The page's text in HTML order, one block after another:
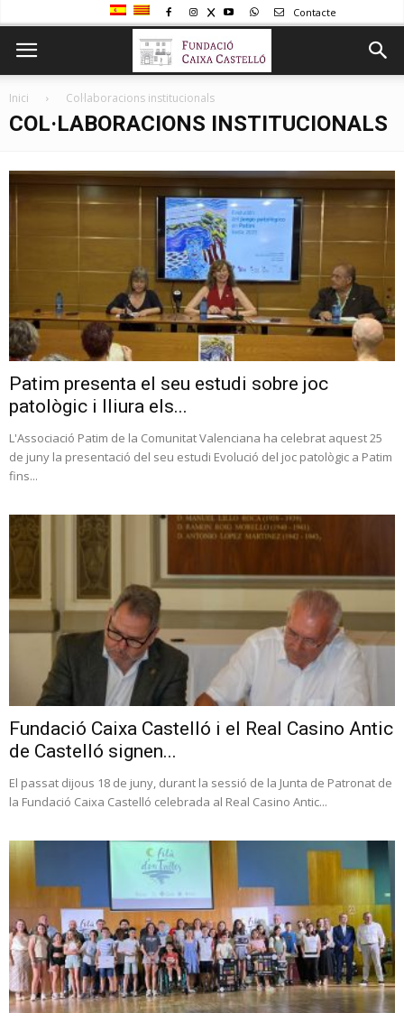
Contacte
Inici Col·laboracions institucionals
COL·LABORACIONS INSTITUCIONALS
Patim presenta el seu estudi sobre joc
patològic i lliura els...
L'Associació Patim de la Comunitat Valenciana ha celebrat aquest 25
de juny la presentació del seu estudi Evolució del joc patològic a Patim
fins...
Fundació Caixa Castelló i el Real Casino Antic
de Castelló signen...
El passat dijous 18 de juny, durant la sessió de la Junta de Patronat de
la Fundació Caixa Castelló celebrada al Real Casino Antic...